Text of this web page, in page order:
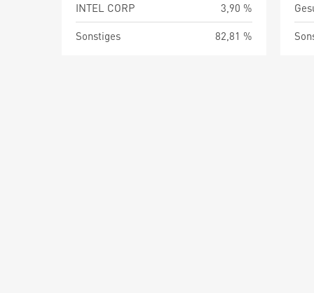
INTEL CORP
3,90 %
Sonstiges
82,81 %